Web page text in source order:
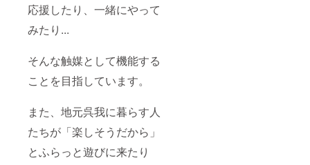
応援したり、一緒にやって
みたり...
そんな触媒として機能する
ことを目指しています。
また、地元呉我に暮らす人
たちが「楽しそうだから」
とふらっと遊びに来たり